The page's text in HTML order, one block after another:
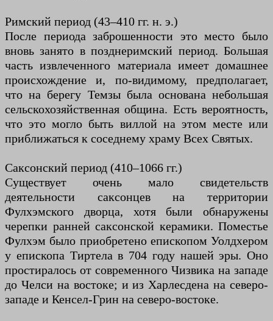
Римский период (43–410 гг. н. э.)
После периода заброшенности это место было
вновь занято в позднеримский период. Большая
часть извлеченного материала имеет домашнее
происхождение и, по-видимому, предполагает,
что на берегу Темзы была основана небольшая
сельскохозяйственная община. Есть вероятность,
что это могло быть виллой на этом месте или
приближаться к соседнему храму Всех Святых.
Саксонский период (410–1066 гг.)
Существует очень мало свидетельств
деятельности саксонцев на территории
Фулхэмского дворца, хотя были обнаружены
черепки ранней саксонской керамики. Поместье
Фулхэм было приобретено епископом Уолдхером
у епископа Тиртела в 704 году нашей эры. Оно
простиралось от современного Чизвика на западе
до Челси на востоке; и из Харлесдена на северо-
западе и Кенсел-Грин на северо-востоке.